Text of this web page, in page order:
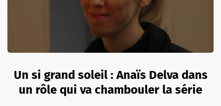
Un si grand soleil : Anaïs Delva dans
un rôle qui va chambouler la série